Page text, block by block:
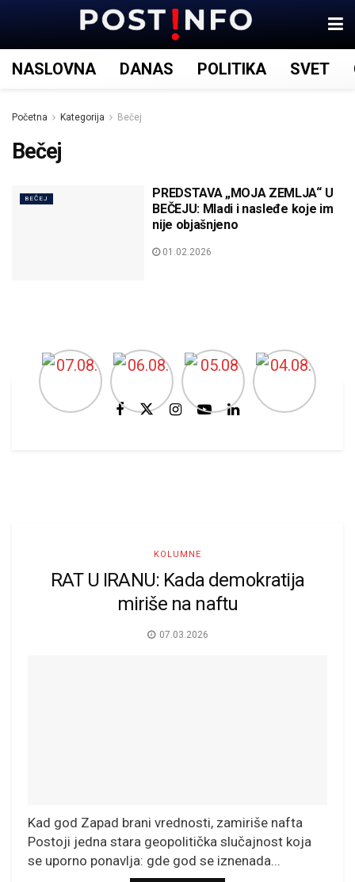
NASLOVNA DANAS POLITIKA SVET
Početna Kategorija Bečej
Bečej
BEČEJ
PREDSTAVA „MOJA ZEMLJA“ U
BEČEJU: Mladi i nasleđe koje im
nije objašnjeno
01.02.2026
KOLUMNE
RAT U IRANU: Kada demokratija
miriše na naftu
07.03.2026
Kad god Zapad brani vrednosti, zamiriše nafta
Postoji jedna stara geopolitička slučajnost koja
se uporno ponavlja: gde god se iznenada...